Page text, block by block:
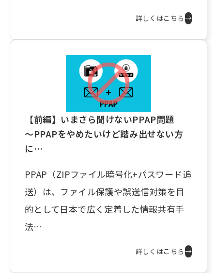
詳しくはこちら →
【前編】いまさら聞けないPPAP問題
～PPAPをやめたいけど踏み出せない方
に…
PPAP（ZIPファイル暗号化+パスワード追
送）は、ファイル保護や誤送信対策を目
的として日本で広く定着した情報共有手
法…
詳しくはこちら →